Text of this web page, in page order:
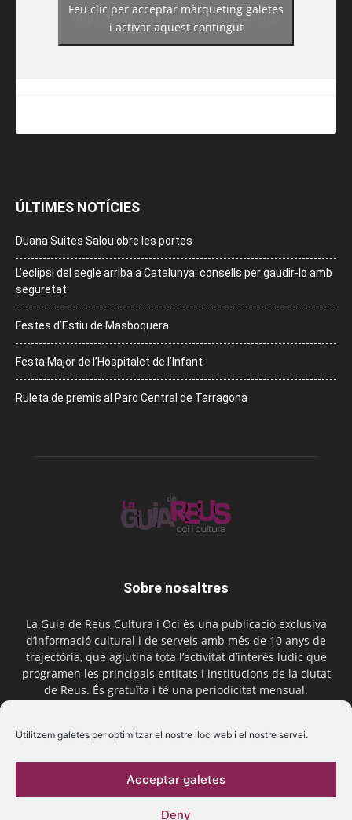
Utilitzem galetes per optimitzar el nostre lloc web i el nostre servei.
Acceptar galetes
Deny
https://www.facebook.com/guiadereus/
Feu clic per acceptar màrqueting galetes
i activar aquest contingut
ÚLTIMES NOTÍCIES
Duana Suites Salou obre les portes
L’eclipsi del segle arriba a Catalunya: consells per gaudir-lo amb
seguretat
Festes d’Estiu de Masboquera
Festa Major de l’Hospitalet de l’Infant
Ruleta de premis al Parc Central de Tarragona
Sobre nosaltres
La Guia de Reus Cultura i Oci és una publicació exclusiva
d’informació cultural i de serveis amb més de 10 anys de
trajectòria, que aglutina tota l’activitat d’interès lúdic que
programen les principals entitats i institucions de la ciutat
de Reus. És gratuïta i té una periodicitat mensual.
Segueix-nos